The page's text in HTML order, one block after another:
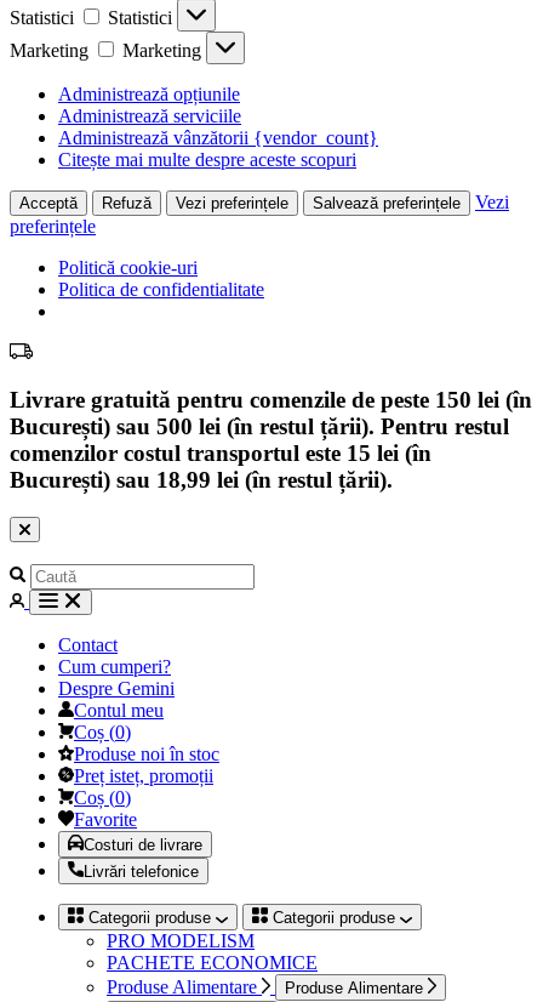
Statistici
Statistici
Marketing
Marketing
Administrează opțiunile
Administrează serviciile
Administrează vânzătorii {vendor_count}
Citește mai multe despre aceste scopuri
Acceptă Refuză Vezi preferințele Salvează preferințele
Vezi
preferințele
Politică cookie-uri
Politica de confidentialitate
Livrare gratuită pentru comenzile de peste 150 lei (în
București) sau 500 lei (în restul țării). Pentru restul
comenzilor costul transportul este 15 lei (în
București) sau 18,99 lei (în restul țării).
Contact
Cum cumperi?
Despre Gemini
Contul meu
Coș (0)
Produse noi în stoc
Preț isteț, promoții
Coș (0)
Favorite
Costuri de livrare
Livrări telefonice
Categorii produse Categorii produse
PRO MODELISM
PACHETE ECONOMICE
Produse Alimentare
Produse Alimentare